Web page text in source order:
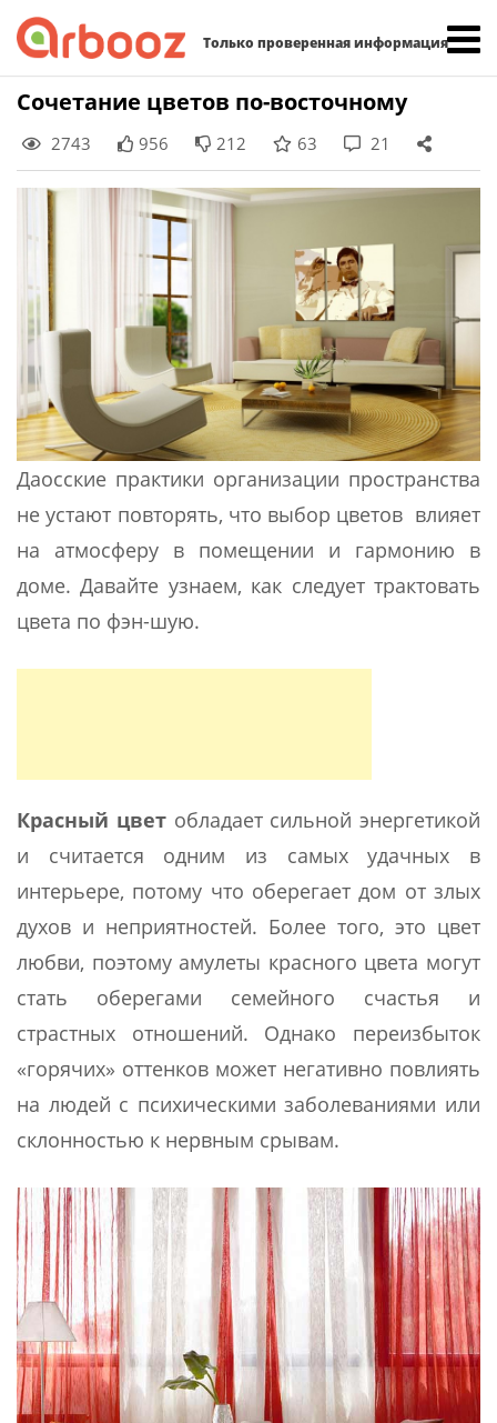
Только проверенная информация
Skip
content
Сочетание цветов по-восточному
2743 956 212 63 21
Даосские практики организации пространства
не устают повторять, что выбор цветов влияет
на атмосферу в помещении и гармонию в
доме. Давайте узнаем, как следует трактовать
цвета по фэн-шую.
Красный цветобладает сильной энергетикой
и считается одним из самых удачных в
интерьере, потому что оберегает дом от злых
духов и неприятностей. Более того, это цвет
любви, поэтому амулеты красного цвета могут
стать оберегами семейного счастья и
страстных отношений. Однако переизбыток
«горячих» оттенков может негативно повлиять
на людей с психическими заболеваниями или
склонностью к нервным срывам.
Найти: